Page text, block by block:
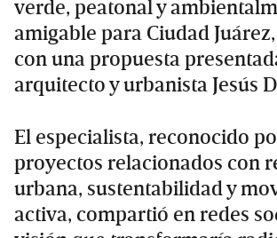
verde, peatonal y
amigable para Ciudad
con una propuesta
arquitecto y urbanista Jesús
El especialista, reconocido
proyectos relacionados con
urbana, sustentabilidad y
activa, compartió en redes